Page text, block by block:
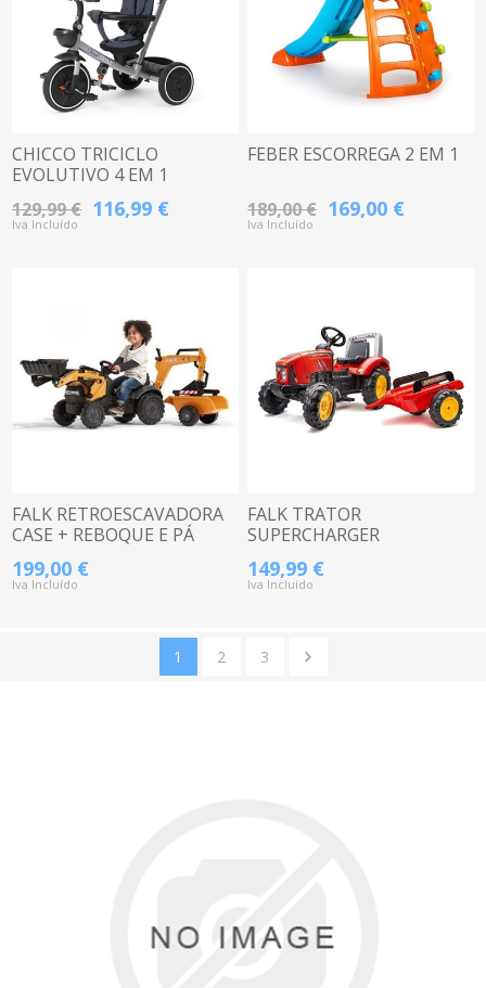
CHICCO TRICICLO
EVOLUTIVO 4 EM 1
129,99 € 116,99 €
Iva Incluído
FEBER ESCORREGA 2 EM 1
189,00 € 169,00 €
Iva Incluído
FALK RETROESCAVADORA
CASE + REBOQUE E PÁ
199,00 €
Iva Incluído
FALK TRATOR
SUPERCHARGER
2020AB
149,99 €
Iva Incluído
1 2 3